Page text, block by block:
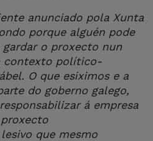
anunciado pola Xunta
porque alguén pode
o proxecto nun
contexto político-
O que esiximos e a
do goberno galego,
á empresa
que mesmo